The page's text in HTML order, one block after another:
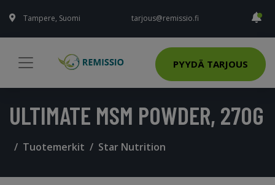
Tampere, Suomi tarjous@remissio.fi
PYYDÄ TARJOUS
ULTIMATE MSM POWDER, 270G
Tuotemerkit Star Nutrition